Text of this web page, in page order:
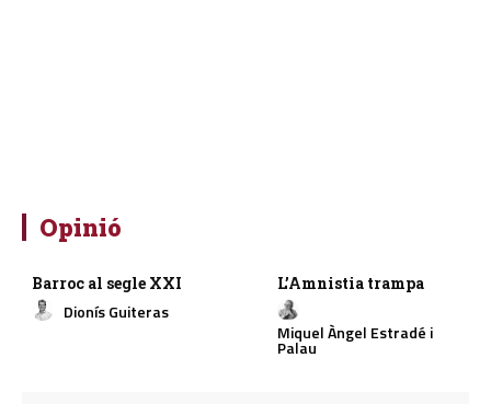
Opinió
Barroc al segle XXI
Dionís Guiteras
L’Amnistia trampa
Miquel Àngel Estradé i
Palau